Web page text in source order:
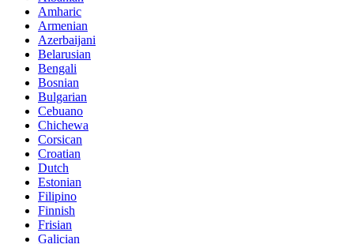
Amharic
Armenian
Azerbaijani
Belarusian
Bengali
Bosnian
Bulgarian
Cebuano
Chichewa
Corsican
Croatian
Dutch
Estonian
Filipino
Finnish
Frisian
Galician